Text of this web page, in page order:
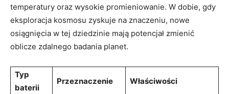
temperatury oraz wysokie promieniowanie. W dobie, gdy
eksploracja kosmosu zyskuje na znaczeniu, nowe
osiągnięcia w tej dziedzinie mają potencjał zmienić
oblicze zdalnego badania planet.
Typ
baterii
Przeznaczenie Właściwości